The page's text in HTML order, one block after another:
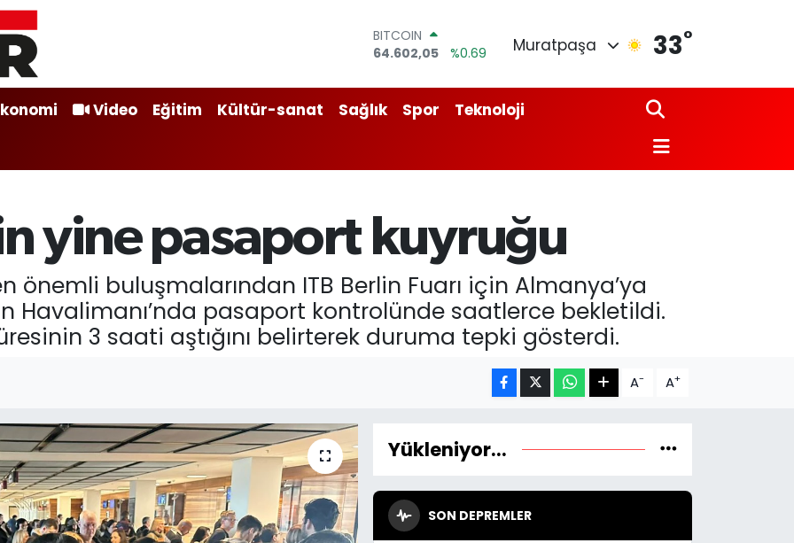
64.602,05
DOLAR
55,0700
%0.1
13.768
Muratpaşa 33°
Video Eğitim Kültür-sanat Sağlık Spor
Teknoloji
yine pasaport kuyruğu
önemli buluşmalarından ITB Berlin Fuarı için Almanya’ya
Havalimanı’nda pasaport kontrolünde saatlerce bekletildi.
3 saati aştığını belirterek duruma tepki gösterdi.
A- A+
Yükleniyor...
SON DEPREMLER